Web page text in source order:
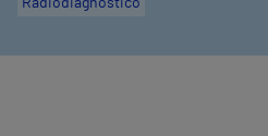
Radiodiagnóstico